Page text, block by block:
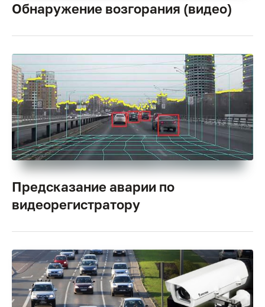
Обнаружение возгорания (видео)
Предсказание аварии по
видеорегистратору